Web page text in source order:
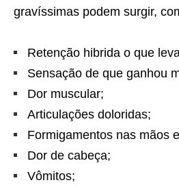
gravíssimas podem surgir,
Retenção hibrida o que
Sensação de que ganhou
Dor muscular;
Articulações doloridas;
Formigamentos nas mãos
Dor de cabeça;
Vômitos;